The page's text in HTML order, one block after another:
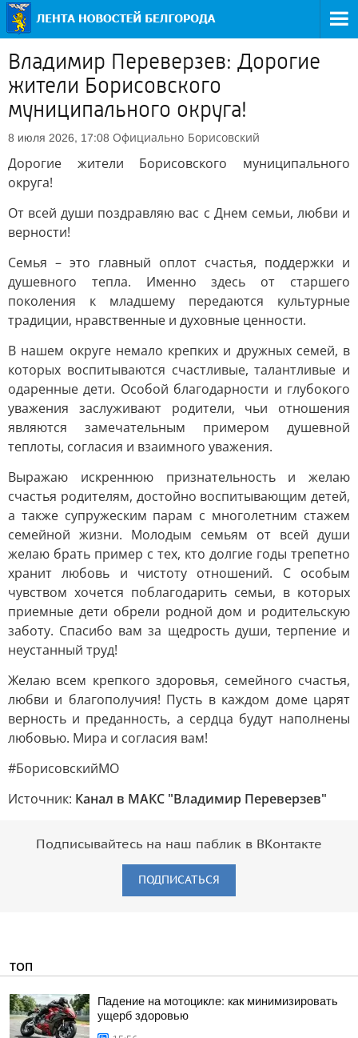
Владимир Переверзев: Дорогие
жители Борисовского
муниципального округа!
8 июля 2026, 17:08 Официально Борисовский
Дорогие жители Борисовского муниципального
округа!
От всей души поздравляю вас с Днем семьи, любви и
верности!
Семья – это главный оплот счастья, поддержки и
душевного тепла. Именно здесь от старшего
поколения к младшему передаются культурные
традиции, нравственные и духовные ценности.
В нашем округе немало крепких и дружных семей, в
которых воспитываются счастливые, талантливые и
одаренные дети. Особой благодарности и глубокого
уважения заслуживают родители, чьи отношения
являются замечательным примером душевной
теплоты, согласия и взаимного уважения.
Выражаю искреннюю признательность и желаю
счастья родителям, достойно воспитывающим детей,
а также супружеским парам с многолетним стажем
семейной жизни. Молодым семьям от всей души
желаю брать пример с тех, кто долгие годы трепетно
хранит любовь и чистоту отношений. С особым
чувством хочется поблагодарить семьи, в которых
приемные дети обрели родной дом и родительскую
заботу. Спасибо вам за щедрость души, терпение и
неустанный труд!
Желаю всем крепкого здоровья, семейного счастья,
любви и благополучия! Пусть в каждом доме царят
верность и преданность, а сердца будут наполнены
любовью. Мира и согласия вам!
#БорисовскийМО
Источник: Канал в МАКС "Владимир Переверзев"
Подписывайтесь на наш паблик в ВКонтакте
ПОДПИСАТЬСЯ
ТОП
Падение на мотоцикле: как минимизировать
ущерб здоровью